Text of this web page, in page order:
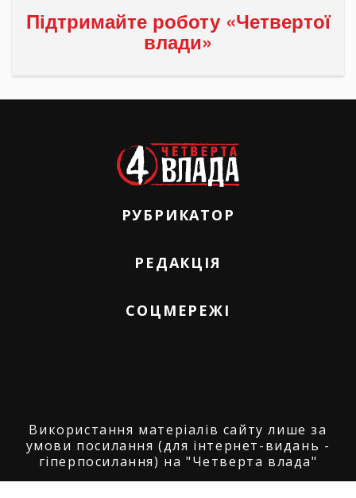
Підтримайте роботу «Четвертої
влади»
РУБРИКАТОР
РЕДАКЦІЯ
СОЦМЕРЕЖІ
Використання матеріалів сайту лише за
умови посилання (для інтернет-видань -
гіперпосилання) на "Четверта влада"